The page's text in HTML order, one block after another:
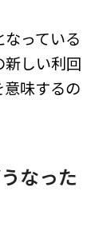
っている
新しい利回
意味するの
なった